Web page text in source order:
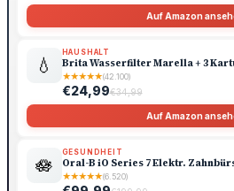
Auf Amazon
💧
HAUSHALT
Brita Wasserfilter Marella + 3
★★★★★(42.100)
€24,99€34,99
Auf Amazon
🪷
GESUNDHEIT
Oral-B iO Series 7 Elektr.
★★★★★(6.520)